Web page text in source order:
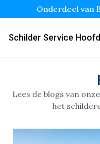
Onderdeel van
Schilder Service
Lees de blogs van onze
het